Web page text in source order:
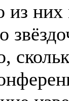
из